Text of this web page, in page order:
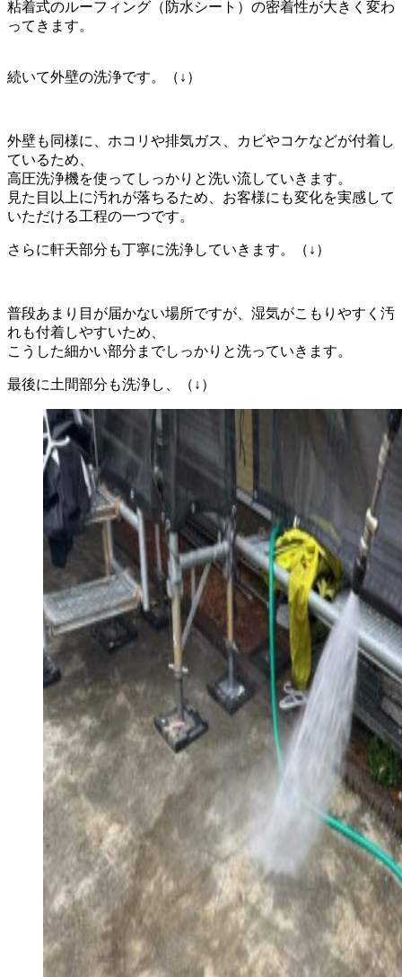
粘着式のルーフィング（防水シート）の密着性が大きく変わ
ってきます。
続いて外壁の洗浄です。（↓）
外壁も同様に、ホコリや排気ガス、カビやコケなどが付着し
ているため、
高圧洗浄機を使ってしっかりと洗い流していきます。
見た目以上に汚れが落ちるため、お客様にも変化を実感して
いただける工程の一つです。
さらに軒天部分も丁寧に洗浄していきます。（↓）
普段あまり目が届かない場所ですが、湿気がこもりやすく汚
れも付着しやすいため、
こうした細かい部分までしっかりと洗っていきます。
最後に土間部分も洗浄し、（↓）